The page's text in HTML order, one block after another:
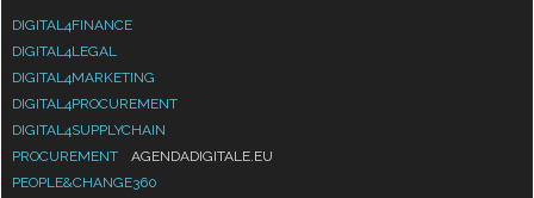
DIGITAL4FINANCE
DIGITAL4LEGAL
DIGITAL4MARKETING
DIGITAL4PROCUREMENT
DIGITAL4SUPPLYCHAIN
PROCUREMENT
AGENDADIGITALE.EU
PEOPLE&CHANGE360